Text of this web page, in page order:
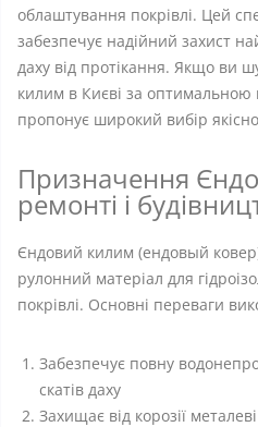
облаштування покрівлі. Цей
забезпечує надійний захист
даху від протікання. Якщо ви
килим в Києві за оптимальною
пропонує широкий вибір
Призначення
ремонті і
Єндовий килим (ендовый
рулонний матеріал для
покрівлі. Основні переваги
Забезпечує повну
скатів даху
Захищає від корозії